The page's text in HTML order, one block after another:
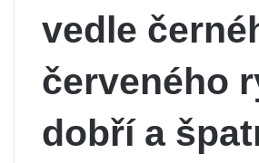
vedle
červeného
dobří a